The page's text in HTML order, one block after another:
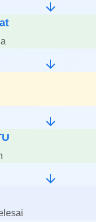
arrow_downward
arrow_downward
arrow_downward
arrow_downward